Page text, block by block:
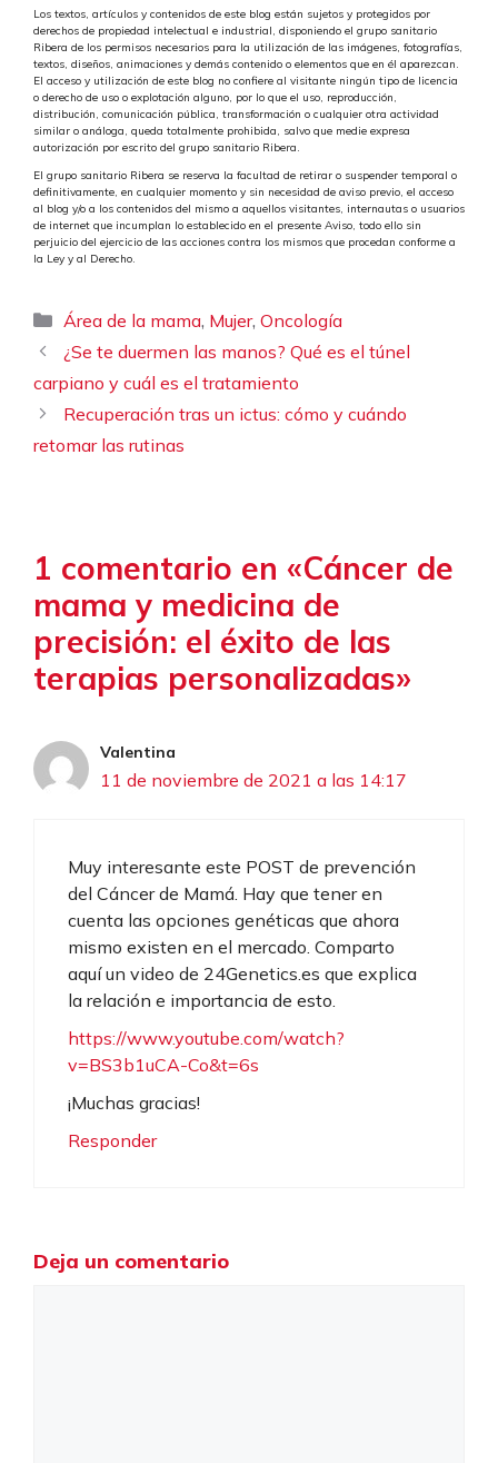
Los textos, artículos y contenidos de este blog están sujetos y protegidos por
derechos de propiedad intelectual e industrial, disponiendo el grupo sanitario
Ribera de los permisos necesarios para la utilización de las imágenes, fotografías,
textos, diseños, animaciones y demás contenido o elementos que en él aparezcan.
El acceso y utilización de este blog no confiere al visitante ningún tipo de licencia
o derecho de uso o explotación alguno, por lo que el uso, reproducción,
distribución, comunicación pública, transformación o cualquier otra actividad
similar o análoga, queda totalmente prohibida, salvo que medie expresa
autorización por escrito del grupo sanitario Ribera.
El grupo sanitario Ribera se reserva la facultad de retirar o suspender temporal o
definitivamente, en cualquier momento y sin necesidad de aviso previo, el acceso
al blog y/o a los contenidos del mismo a aquellos visitantes, internautas o usuarios
de internet que incumplan lo establecido en el presente Aviso, todo ello sin
perjuicio del ejercicio de las acciones contra los mismos que procedan conforme a
la Ley y al Derecho.
Categorías
Área de la mama, Mujer,Oncología
¿Se te duermen las manos? Qué es el túnel
carpiano y cuál es el tratamiento
Recuperación tras un ictus: cómo y cuándo
retomar las rutinas
1 comentario en «Cáncer de
mama y medicina de
precisión: el éxito de las
terapias personalizadas»
Valentina
11 de noviembre de 2021 a las 14:17
Muy interesante este POST de prevención
del Cáncer de Mamá. Hay que tener en
cuenta las opciones genéticas que ahora
mismo existen en el mercado. Comparto
aquí un video de 24Genetics.es que explica
la relación e importancia de esto.
https://www.youtube.com/watch?
v=BS3b1uCA-Co&t=6s
¡Muchas gracias!
Responder
Deja un comentario